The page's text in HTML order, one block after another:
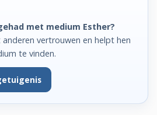
met medium Esther?
vertrouwen en helpt hen
te vinden.